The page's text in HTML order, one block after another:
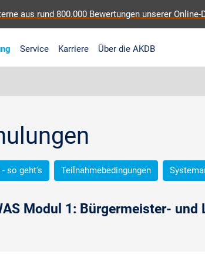
aus rund 800.000 Bewertungen unserer Online-
Service Karriere Über die AKDB
- so geht's Teilnahmebedingungen
Modul 1: Bürgermeister- und